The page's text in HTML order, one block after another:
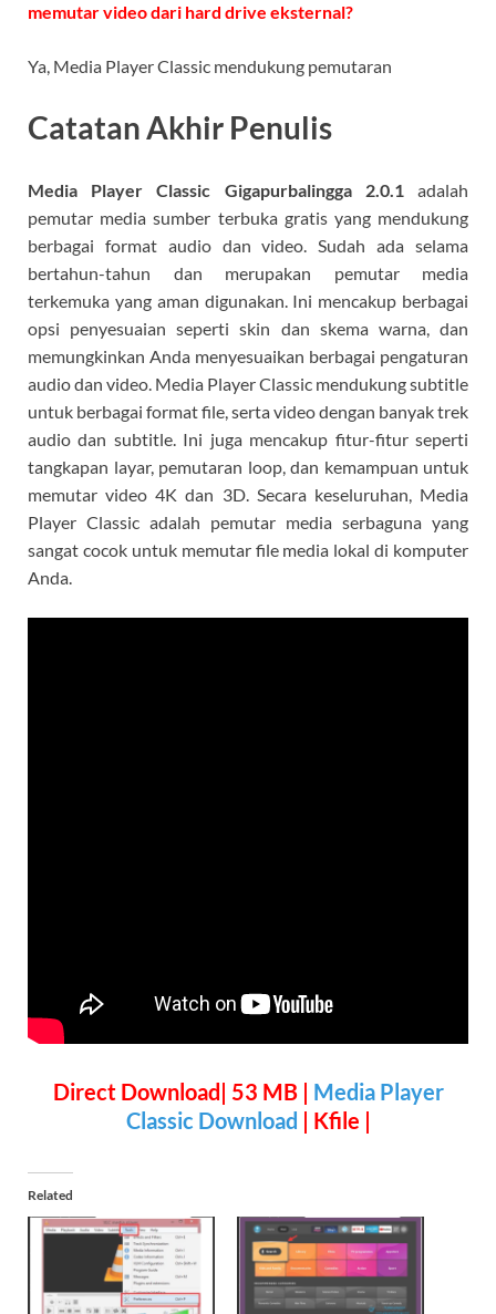
memutar video dari hard drive eksternal?
Ya, Media Player Classic mendukung pemutaran
Catatan Akhir Penulis
Media Player Classic Gigapurbalingga 2.0.1 adalah
pemutar media sumber terbuka gratis yang mendukung
berbagai format audio dan video. Sudah ada selama
bertahun-tahun dan merupakan pemutar media
terkemuka yang aman digunakan. Ini mencakup berbagai
opsi penyesuaian seperti skin dan skema warna, dan
memungkinkan Anda menyesuaikan berbagai pengaturan
audio dan video. Media Player Classic mendukung subtitle
untuk berbagai format file, serta video dengan banyak trek
audio dan subtitle. Ini juga mencakup fitur-fitur seperti
tangkapan layar, pemutaran loop, dan kemampuan untuk
memutar video 4K dan 3D. Secara keseluruhan, Media
Player Classic adalah pemutar media serbaguna yang
sangat cocok untuk memutar file media lokal di komputer
Anda.
Direct Download| 53 MB | Media Player
Classic Download | Kfile |
Related